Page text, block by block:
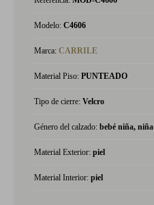
Modelo: C4606
Marca: CARRILE
Material Piso: PUNTEADO
Tipo de cierre: Velcro
Género del calzado: bebé niña, niña
Material Exterior: piel
Material Interior: piel